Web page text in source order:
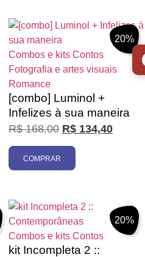
20%
Combos e kits Contos
Fotografia e artes visuais
Romance
[combo] Luminol +
Infelizes à sua maneira
R$168,00 R$ 134,40
COMPRAR
20%
Combos e kits Contos
kit Incompleta 2 ::